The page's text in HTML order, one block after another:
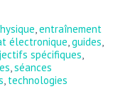
,entraînement
électronique,guides,
spécifiques,
,séances
, technologies